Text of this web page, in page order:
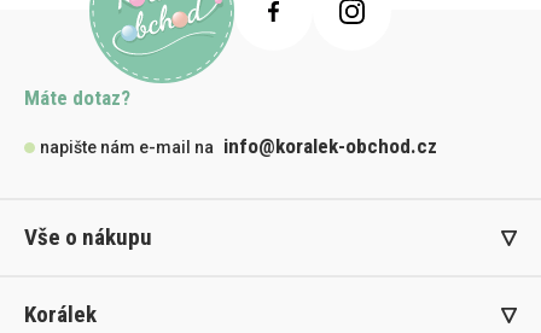
Máte dotaz?
napište nám e-mail na info@koralek-obchod.cz
Vše o nákupu
Korálek